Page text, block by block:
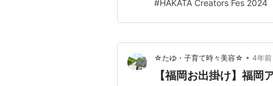
#HAKATA Creators Fes 2024
☆たゆ・子育て時々美容☆ • 4年前
【福岡お出掛け】福岡